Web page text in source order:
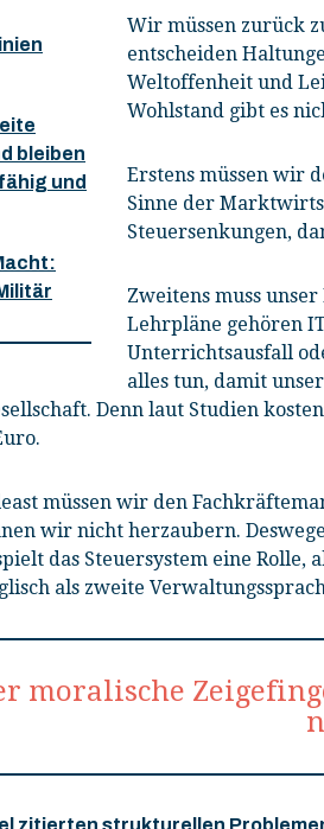
bleiben
und
Wir müssen zurück
entscheiden
Weltoffenheit und
Wohlstand gibt es
Erstens müssen wir
Sinne der
Steuersenkungen,
Zweitens muss
Lehrpläne gehören
Unterrichtsausfall
alles tun, damit
Denn laut Studien
müssen wir den
wir nicht herzaubern.
das Steuersystem eine
als zweite
moralische
zitierten strukturellen